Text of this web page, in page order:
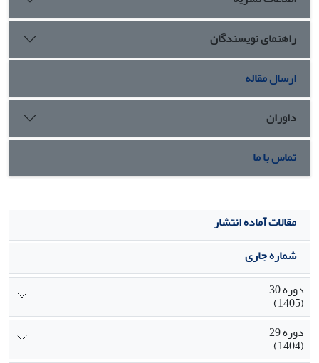
راهنمای نویسندگان
ارسال مقاله
داوران
تماس با ما
مقالات آماده انتشار
شماره جاری
دوره 30
(1405)
دوره 29
(1404)